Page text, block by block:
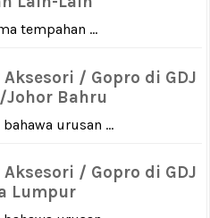
tempahan ...
/ Gopro di GDJ
Johor Bahru
urusan ...
/ Gopro di GDJ
Lumpur